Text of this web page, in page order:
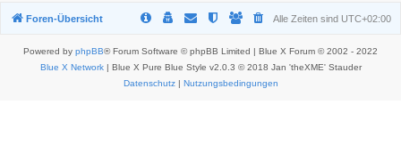
Foren-Übersicht Alle Zeiten sind UTC+02:00
Powered by phpBB® Forum Software © phpBB Limited | Blue X Forum © 2002 - 2022
Blue X Network| Blue X Pure Blue Style v2.0.3 © 2018 Jan 'theXME' Stauder
Datenschutz| Nutzungsbedingungen